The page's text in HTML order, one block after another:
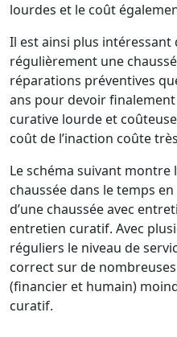
lourdes et le coût
Il est ainsi plus intéressant
régulièrement une
réparations préventives
ans pour devoir
curative lourde et
coût de l’inaction coûte
Le schéma suivant montre
chaussée dans le temps
d’une chaussée avec
entretien curatif. Avec
réguliers le niveau de
correct sur de
(financier et humain)
curatif.